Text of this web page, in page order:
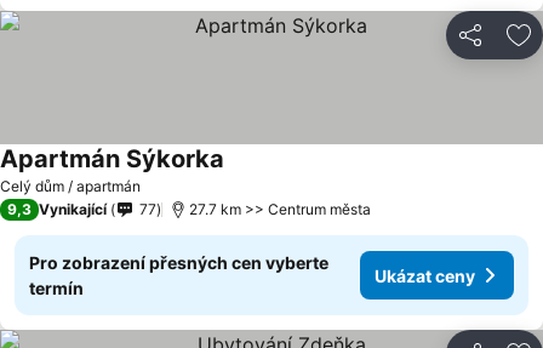
Sdílet
Celý dům / apartmán
Apartmán Sýkorka
9,3 Vynikající 77 27.7 km >> Centrum města
Pro zobrazení přesných cen vyberte
termín
Ukázat ceny